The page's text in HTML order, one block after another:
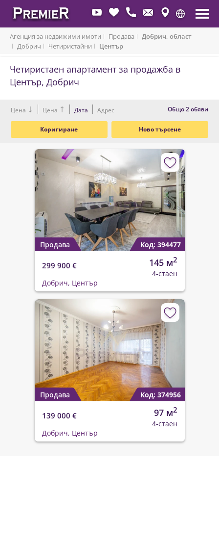
Агенция за недвижими имоти Продава
Добрич, област
Добрич
Четиристайни Център
Четиристаен апартамент за продажба в
Център, Добрич
Цена Цена Дата Адрес Oбщо 2 обяви
Коригиране Ново търсене
Продава Код: 394477
299 900 € 145 м2
4-стаен
Добрич, Център
Продава Код: 374956
139 000 € 97 м2
4-стаен
Добрич, Център